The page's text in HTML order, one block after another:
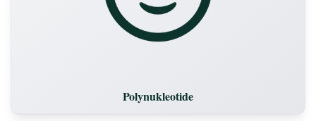
Polynukleotide